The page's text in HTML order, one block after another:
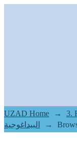
UZAD Home →
البيداغوجية
→